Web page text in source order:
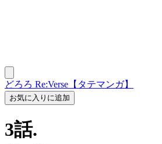
どろろ Re:Verse【タテマンガ】
お気に入りに追加
3話.